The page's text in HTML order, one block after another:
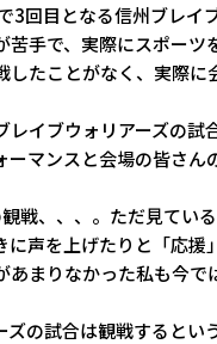
3回目となる信州ブレイ
手で、実際にスポーツ
したことがなく、実際に
レイブウォリアーズの
マンスと会場の皆さん
戦、、、。ただ見てい
に声を上げたりと「応
あまりなかった私も今
ズの試合は観戦すると